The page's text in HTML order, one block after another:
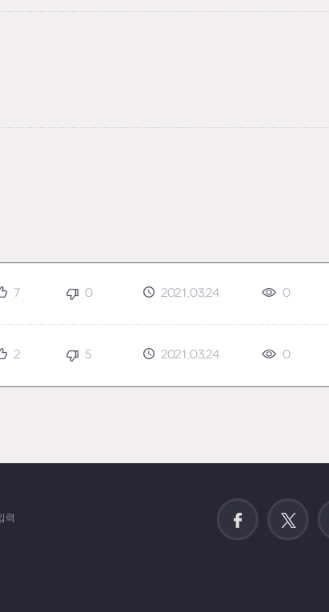
7 0 2021.03.24 0
2 5 2021.03.24 0
력